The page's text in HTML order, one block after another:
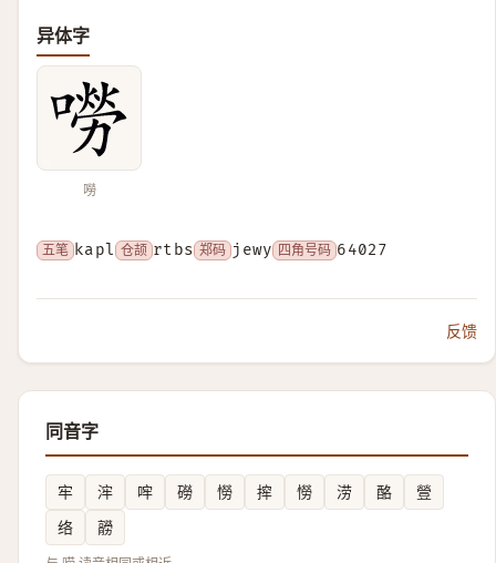
异体字
嘮
五笔 kapl 仓颉 rtbs 郑码 jewy 四角号码 64027
反馈
同音字
牢 浶 哰 磱 憦 㨓 憦 涝 酪
䝁
络
髝